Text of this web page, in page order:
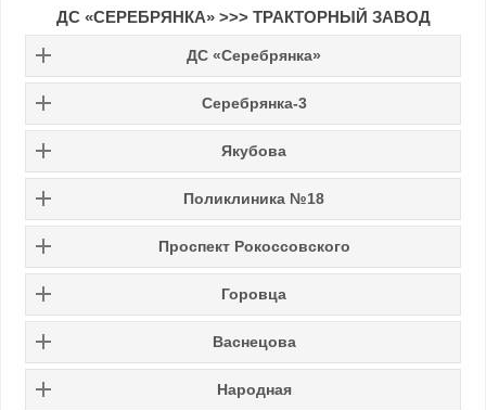
ДС «СЕРЕБРЯНКА» >>> ТРАКТОРНЫЙ ЗАВОД
ДС «Серебрянка»
Серебрянка-3
Якубова
Поликлиника №18
Проспект Рокоссовского
Горовца
Васнецова
Народная